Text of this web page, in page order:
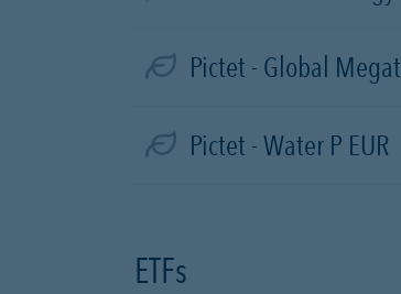
Pictet - Global
Pictet - Water P EUR
ETFs